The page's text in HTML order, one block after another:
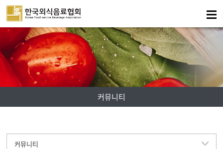
주메뉴 바로가기
컨텐츠 바로가기
커뮤니티
커뮤니티